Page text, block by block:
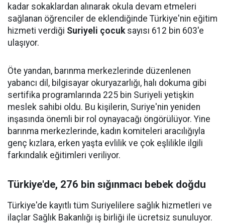
kadar sokaklardan alınarak okula devam etmeleri
sağlanan öğrenciler de eklendiğinde Türkiye'nin eğitim
hizmeti verdiği Suriyeli çocuksayısı 612 bin 603'e
ulaşıyor.
Öte yandan, barınma merkezlerinde düzenlenen
yabancı dil, bilgisayar okuryazarlığı, halı dokuma gibi
sertifika programlarında 225 bin Suriyeli yetişkin
meslek sahibi oldu. Bu kişilerin, Suriye'nin yeniden
inşasında önemli bir rol oynayacağı öngörülüyor. Yine
barınma merkezlerinde, kadın komiteleri aracılığıyla
genç kızlara, erken yaşta evlilik ve çok eşlilikle ilgili
farkındalık eğitimleri veriliyor.
Türkiye'de, 276 bin sığınmacı bebek doğdu
Türkiye'de kayıtlı tüm Suriyelilere sağlık hizmetleri ve
ilaçlar Sağlık Bakanlığı iş birliği ile ücretsiz sunuluyor.